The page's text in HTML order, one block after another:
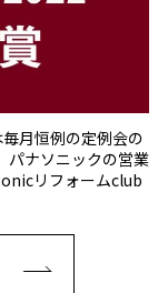
月恒例の定例会の
パナソニックの営業
リフォームclub